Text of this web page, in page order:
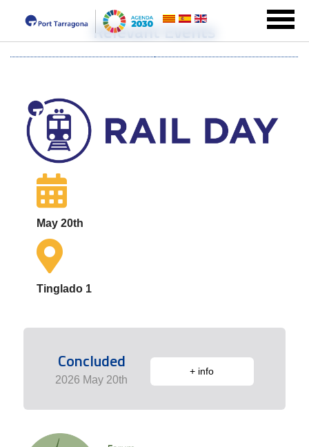
Relevant Events
May 20th
Tinglado 1
Concluded
2026 May 20th
+ info